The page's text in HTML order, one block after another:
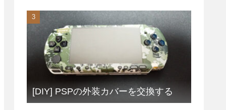
[DIY] PSPの外装カバーを交換する